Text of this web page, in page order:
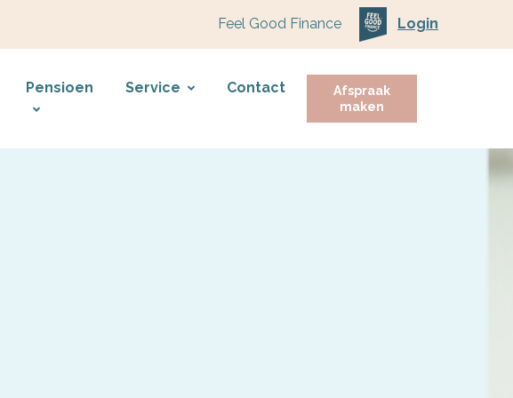
Feel Good Finance Login
Pensioen Service Contact
Afspraak
maken